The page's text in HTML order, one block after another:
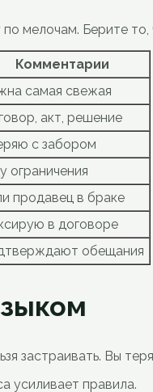
мелочам. Берите то,
Комментарии
самая свежая
акт, решение
с забором
ограничения
продавец в браке
в договоре
обещания
застраивать. Вы
усиливает правила.